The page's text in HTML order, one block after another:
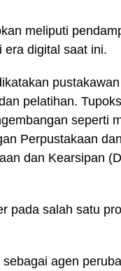
meliputi
era digital saat ini.
pelatihan.
seperti
Perpustakaan
dan Kearsipan
pada salah satu
agen